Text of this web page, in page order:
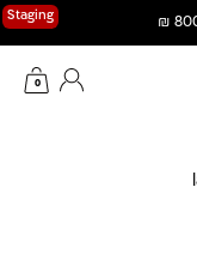
Staging
0
החשבון שלי